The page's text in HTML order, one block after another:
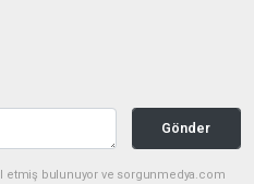
Gönder
etmiş bulunuyor ve sorgunmedya.com